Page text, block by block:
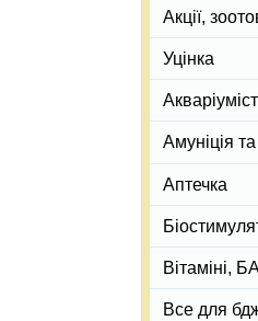
Акції,
Уцінка
Амуніція
Аптечка
Вітаміні,
Все для